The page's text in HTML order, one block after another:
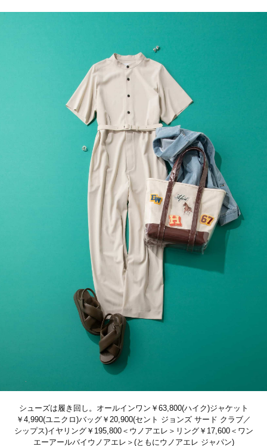
シューズは履き回し。オールインワン￥63,800(ハイク)ジャケット
￥4,990(ユニクロ)バッグ￥20,900(セント ジョンズ サード クラブ／
シップス)イヤリング￥195,800＜ウノアエレ＞リング￥17,600＜ワン
エーアールバイウノアエレ＞(ともにウノアエレ ジャパン)